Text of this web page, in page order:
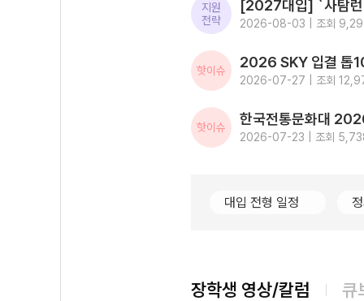
지원
전략
2026-08-03 | 조회
핫이슈
2026-07-27 | 조회
핫이슈
2026-07-23 | 조회
대입 전형 일정
장학생 영상/칼럼 큐